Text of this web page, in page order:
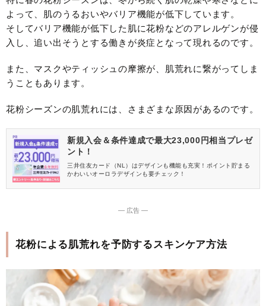
よって、肌のうるおいやバリア機能が低下しています。
そしてバリア機能が低下した肌に花粉などのアレルゲンが侵
入し、追い出そうとする働きが炎症となって現れるのです。
また、マスクやティッシュの摩擦が、肌荒れに繋がってしま
うこともあります。
花粉シーズンの肌荒れには、さまざまな原因があるのです。
新規入会＆条件達成で最大23,000円相当プレゼ
ント！
三井住友カード（NL）はデザインも機能も充実！ポイント貯まる
かわいいオーロラデザインも要チェック！
― 広告 ―
花粉による肌荒れを予防するスキンケア方法